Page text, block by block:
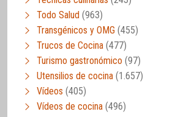
Todo Salud (963)
Transgénicos y OMG (455)
Trucos de Cocina (477)
Turismo gastronómico (97)
Utensilios de cocina (1.657)
Vídeos (405)
Vídeos de cocina (496)